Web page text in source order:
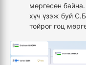
мөргөсөн
хүч үзэж буй
тойрог гоц